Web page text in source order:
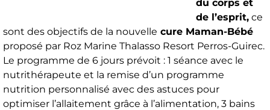
du corps et
de l’esprit, ce
sont des objectifs de la nouvelle cure Maman-Bébé
proposé par Roz Marine Thalasso Resort Perros-Guirec.
Le programme de 6 jours prévoit : 1 séance avec le
nutrithérapeute et la remise d’un programme
nutrition personnalisé avec des astuces pour
optimiser l’allaitement grâce à l’alimentation, 3 bains